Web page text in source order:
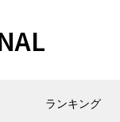
ランキング